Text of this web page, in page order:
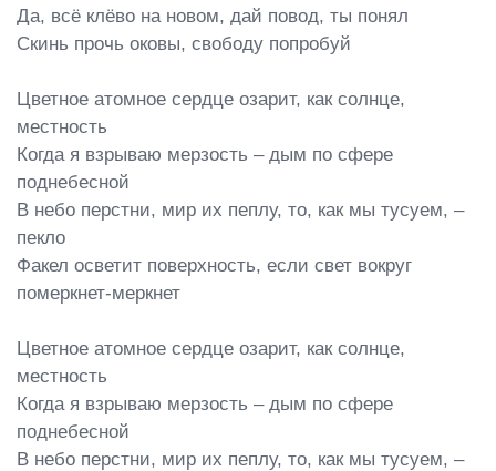
Да, всё клёво на новом, дай повод, ты понял
Скинь прочь оковы, свободу попробуй
Цветное атомное сердце озарит, как солнце,
местность
Когда я взрываю мерзость – дым по сфере
поднебесной
В небо перстни, мир их пеплу, то, как мы тусуем, –
пекло
Факел осветит поверхность, если свет вокруг
померкнет-меркнет
Цветное атомное сердце озарит, как солнце,
местность
Когда я взрываю мерзость – дым по сфере
поднебесной
В небо перстни, мир их пеплу, то, как мы тусуем, –